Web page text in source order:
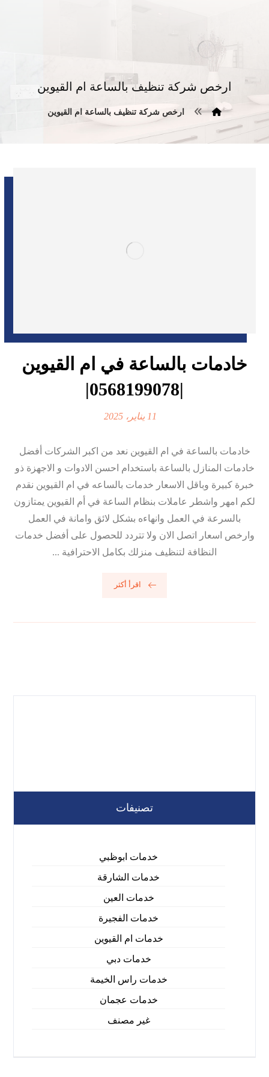
ارخص شركة تنظيف بالساعة ام القيوين
ارخص شركة تنظيف بالساعة ام القيوين
خادمات بالساعة في ام القيوين
|0568199078|
11 يناير، 2025
خادمات بالساعة في ام القيوين نعد من اكبر الشركات أفضل
خادمات المنازل بالساعة باستخدام احسن الادوات و الاجهزة ذو
خبرة كبيرة وباقل الاسعار خدمات بالساعه في ام القيوين نقدم
لكم امهر واشطر عاملات بنظام الساعة في أم القيوين يمتازون
بالسرعة في العمل وانهاءه بشكل لائق وامانة في العمل
وارخص اسعار اتصل الان ولا تتردد للحصول على أفضل خدمات
النظافة لتنظيف منزلك بكامل الاحترافية ...
اقرأ أكثر
تصنيفات
خدمات ابوظبي
خدمات الشارقة
خدمات العين
خدمات الفجيرة
خدمات ام القيوين
خدمات دبي
خدمات راس الخيمة
خدمات عجمان
غير مصنف